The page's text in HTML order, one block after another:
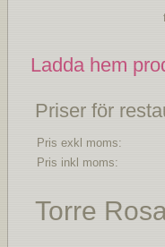
Ladda hem
Priser för
Pris exkl moms:
Pris inkl moms:
Torre